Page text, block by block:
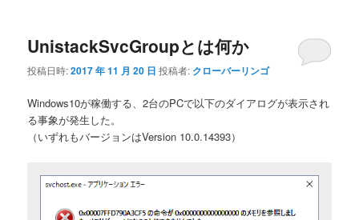
UnistackSvcGroupとは何か
投稿日時:2017 年 11 月 20 日 投稿者: クローバーリンゴ
Windows10が稼働する、2台のPCで以下のダイアログが表示され
る事象が発生した。
（いずれもバージョンはVersion 10.0.14393）